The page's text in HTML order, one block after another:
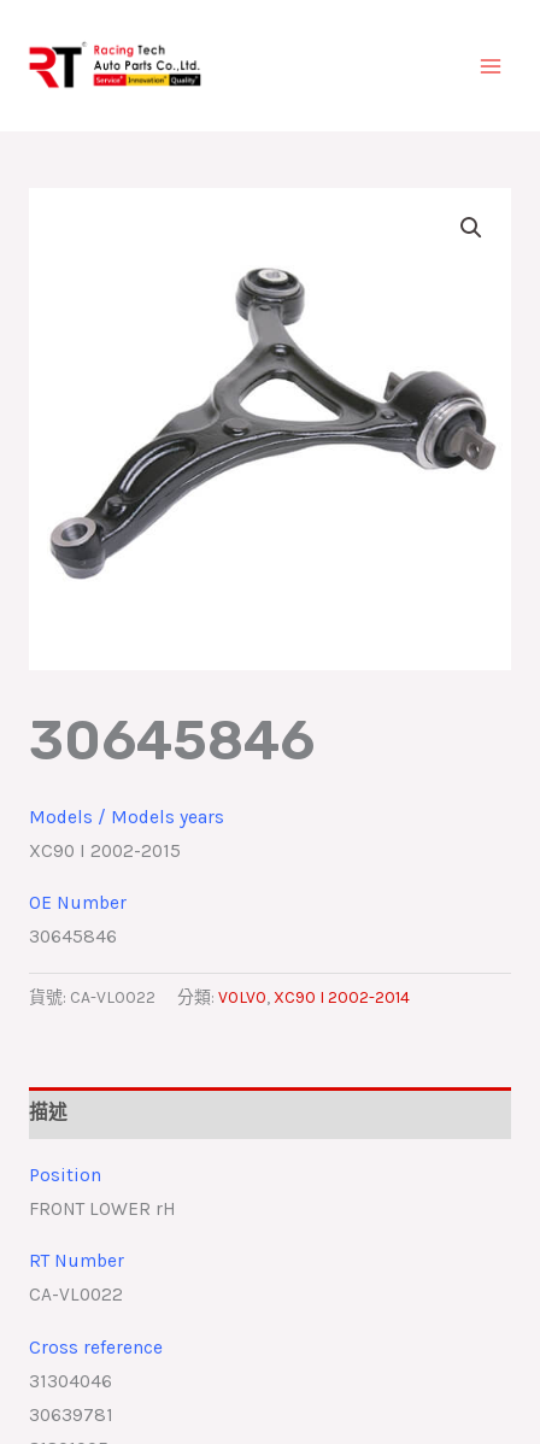
30645846
Models / Models years
XC90 I 2002-2015
OE Number
30645846
貨號: CA-VL0022 分類: VOLVO, XC90 I 2002-2014
描述
Position
FRONT LOWER rH
RT Number
CA-VL0022
Cross reference
31304046
30639781